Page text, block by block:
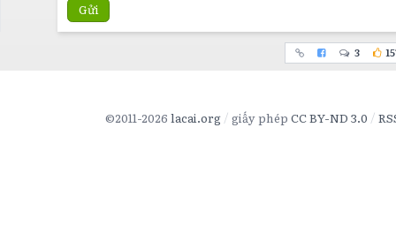
Gửi
3
©2011-2026 lacai.org giấy phép CC BY-ND 3.0